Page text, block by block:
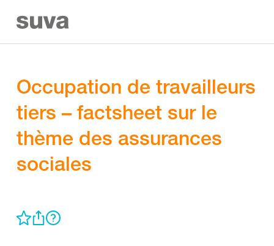
Occupation de travailleurs
tiers – factsheet sur le
thème des assurances
sociales